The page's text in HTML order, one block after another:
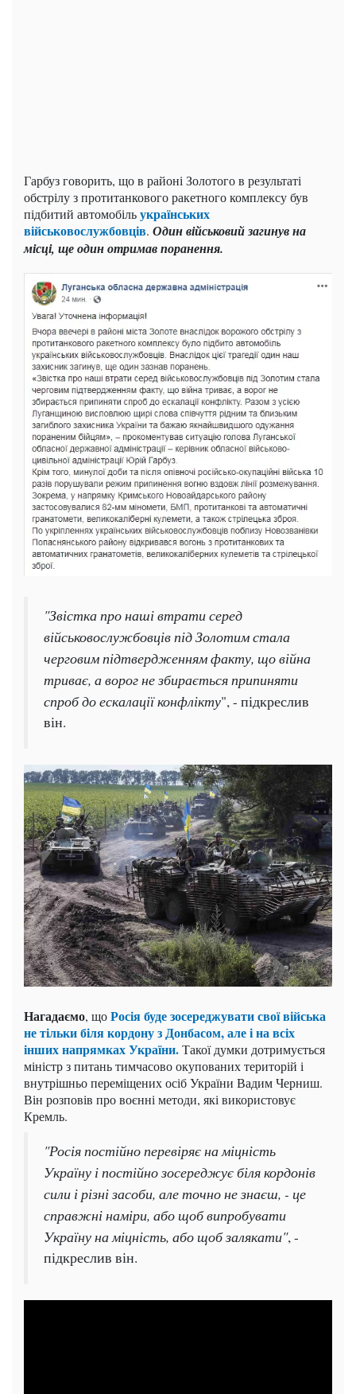
Гарбуз говорить, що в районі Золотого в результаті
обстрілу з протитанкового ракетного комплексу був
підбитий автомобільукраїнських
військовослужбовців. Один військовий загинув на
місці, ще один отримав поранення.
"Звістка про наші втрати серед
військовослужбовців під Золотим стала
черговим підтвердженням факту, що війна
триває, а ворог не збирається припиняти
спроб до ескалації конфлікту", - підкреслив
він.
Нагадаємо, щоРосія буде зосереджувати свої війська
не тільки біля кордону з Донбасом, але і на всіх
інших напрямках України.Такої думки дотримується
міністр з питань тимчасово окупованих територій і
внутрішньо переміщених осіб України Вадим Черниш.
Він розповів про воєнні методи, які використовує
Кремль.
"Росія постійно перевіряє на міцність
Україну і постійно зосереджує біля кордонів
сили і різні засоби, але точно не знаєш, - це
справжні наміри, або щоб випробувати
Україну на міцність, або щоб залякати", -
підкреслив він.